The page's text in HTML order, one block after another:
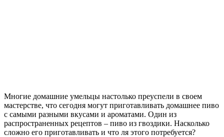
Многие домашние умельцы настолько преуспели в своем
мастерстве, что сегодня могут приготавливать домашнее пиво
с самыми разными вкусами и ароматами. Один из
распространенных рецептов – пиво из гвоздики. Насколько
сложно его приготавливать и что ля этого потребуется?